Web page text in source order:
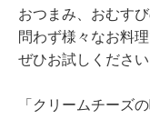
おつまみ、おむす
問わず様々なお料
ぜひお試しください
「クリームチーズ